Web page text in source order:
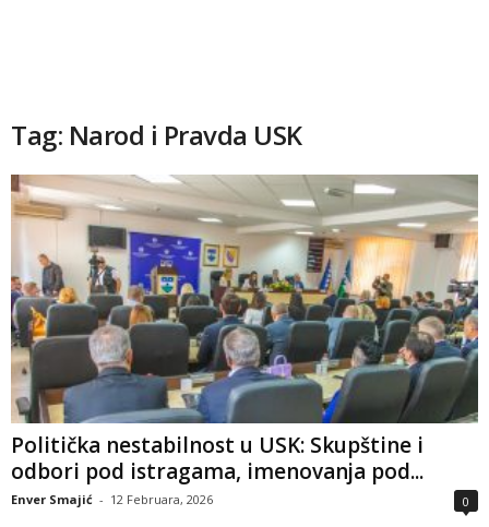
Tag: Narod i Pravda USK
Politička nestabilnost u USK: Skupštine i
odbori pod istragama, imenovanja pod...
Enver Smajić - 12 Februara, 2026 0